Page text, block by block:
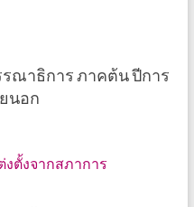
รณาธิการ ภาคต้น ปีการ
นอก